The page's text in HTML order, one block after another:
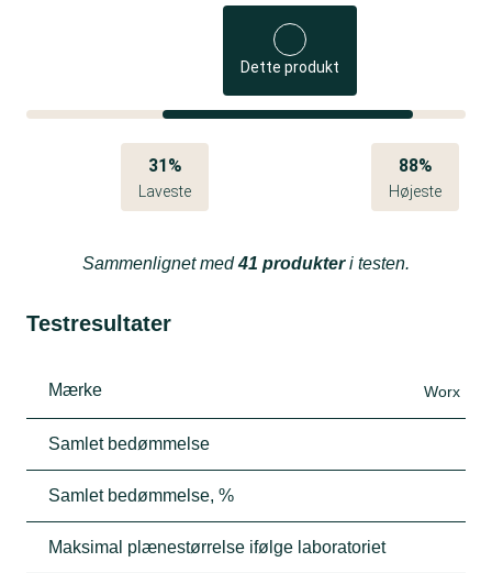
Dette produkt
31%
Laveste
88%
Højeste
Sammenlignet med41 produkteri testen.
Testresultater
Mærke Worx
Samlet bedømmelse
Samlet bedømmelse, %
Maksimal plænestørrelse ifølge laboratoriet